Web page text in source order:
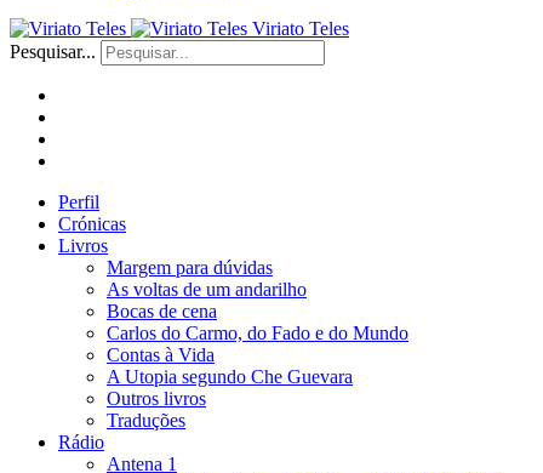
Viriato Teles
Pesquisar...
Perfil
Crónicas
Livros
Margem para dúvidas
As voltas de um andarilho
Bocas de cena
Carlos do Carmo, do Fado e do Mundo
Contas à Vida
A Utopia segundo Che Guevara
Outros livros
Traduções
Rádio
Antena 1